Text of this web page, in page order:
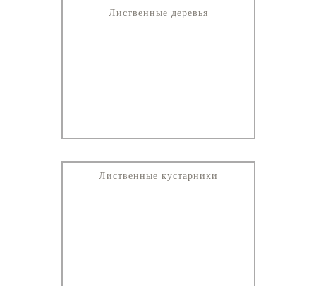
Лиственные деревья
Лиственные кустарники